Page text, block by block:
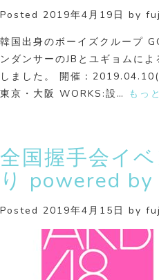
Posted 2019年4月19日 by
韓国出身のボーイズクループ
ンダンサーのJBとユギョムに
しました。 開催：
東京・大阪 WORKS:設… もっ
全国握手会イ
り powered by
Posted 2019年4月15日 by